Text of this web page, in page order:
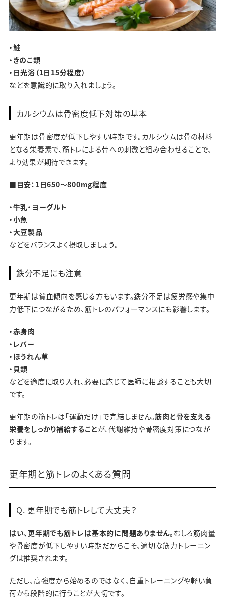
・鮭
・きのこ類
・日光浴（1日15分程度）
などを意識的に取り入れましょう。
カルシウムは骨密度低下対策の基本
更年期は骨密度が低下しやすい時期です。カルシウムは骨の材料
となる栄養素で、筋トレによる骨への刺激と組み合わせることで、
より効果が期待できます。
■目安：1日650〜800mg程度
・牛乳・ヨーグルト
・小魚
・大豆製品
などをバランスよく摂取しましょう。
鉄分不足にも注意
更年期は貧血傾向を感じる方もいます。鉄分不足は疲労感や集中
力低下につながるため、筋トレのパフォーマンスにも影響します。
・赤身肉
・レバー
・ほうれん草
・貝類
などを適度に取り入れ、必要に応じて医師に相談することも大切
です。
更年期の筋トレは「運動だけ」で完結しません。筋肉と骨を支える
栄養をしっかり補給することが、代謝維持や骨密度対策につなが
ります。
更年期と筋トレのよくある質問
Q. 更年期でも筋トレして大丈夫？
はい、更年期でも筋トレは基本的に問題ありません。 むしろ筋肉量
や骨密度が低下しやすい時期だからこそ、適切な筋力トレーニン
グは推奨されます。
ただし、高強度から始めるのではなく、自重トレーニングや軽い負
荷から段階的に行うことが大切です。